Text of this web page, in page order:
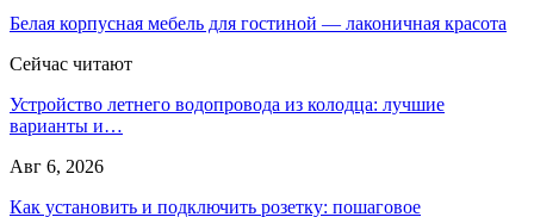
Белая корпусная мебель для гостиной — лаконичная красота
Сейчас читают
Устройство летнего водопровода из колодца: лучшие
варианты и…
Авг 6, 2026
Как установить и подключить розетку: пошаговое